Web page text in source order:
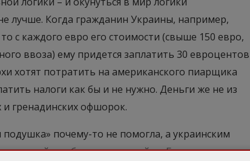
лучше. Когда гражданин Украины, например,
с каждого евро его стоимости (свыше 150 евро,
ввоза) ему придется заплатить 30 евроцентов
хотят потратить на американского пиарщика
налоги как бы и не нужно. Деньги же не из
и гренадинских офшорок.
почему-то не помогла, а украинским
чтобы спать спокойно. Более того – если